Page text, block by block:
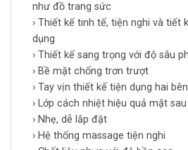
như đồ trang sức
› Thiết kế tinh tế, tiện nghi và tiết
dụng
› Thiết kế sang trọng với độ sâu
› Bề mặt chống trơn trượt
› Tay vịn thiết kế tiện dụng hai bên
› Lớp cách nhiệt hiệu quả mặt
› Nhẹ, dễ lắp đặt
› Hệ thống massage tiện nghi